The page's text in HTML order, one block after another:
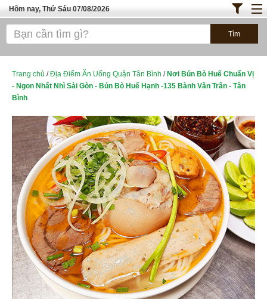
Hôm nay, Thứ Sáu 07/08/2026
Trang chủ
Bánh - Đồ Ăn Vặt
Thực Phẩm Nông Hải Sản
TOP QUÁN ĂN
ĐỊA ĐIỂM ĂN UỐNG HÀ NỘI
Trang chủ /Địa Điểm Ăn Uống Quận Tân Bình / Nơi Bún Bò Huế Chuẩn Vị
- Ngon Nhất Nhì Sài Gòn - Bún Bò Huế Hạnh -135 Bành Văn Trân - Tân
Bình